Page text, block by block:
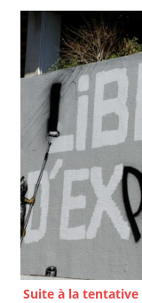
Suite à la tentative